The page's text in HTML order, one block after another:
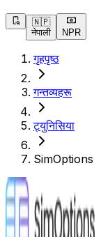
🇳🇵
नेपाली
NPR
गृहपृष्ठ
गन्तव्यहरू
ट्युनिसिया
SimOptions